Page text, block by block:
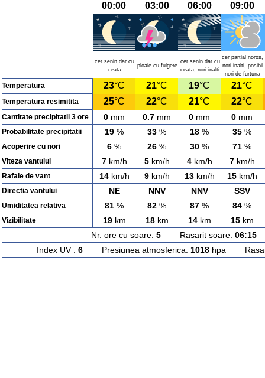
00:00 03:00 06:00 09:00
cer senin dar cu
ceata
ploaie cu fulgere
cer senin dar cu
ceata, nori inalti
cer partial noros,
nori inalti, posibil
nori de furtuna
Temperatura 23°C 21°C 19°C 21°C
Temperatura resimitita 25°C 22°C 21°C 22°C
Cantitate precipitatii 3 ore 0 mm 0.7 mm 0 mm 0 mm
Probabilitate precipitatii 19 % 33 % 18 % 35 %
Acoperire cu nori 6 % 26 % 30 % 71 %
Viteza vantului 7km/h 5km/h 4km/h 7km/h
Rafale de vant 14km/h 9km/h 13km/h 15km/h
Directia vantului NE NNV NNV SSV
Umiditatea relativa 81 % 82 % 87 % 84 %
Vizibilitate 19km 18km 14km 15km
Nr. ore cu soare: 5Rasarit soare: 06:15
Index UV : 6Presiunea atmosferica: 1018hpa